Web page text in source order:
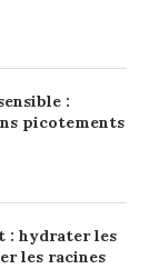
:
picotements
: hydrater les
les racines